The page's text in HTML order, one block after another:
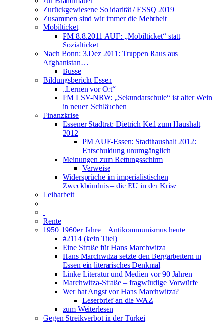
Zurückgewiesene Solidarität / ESSQ 2019
Zusammen sind wir immer die Mehrheit
Mobilticket
PM 8.8.2011 AUF: „Mobilticket“ statt
Sozialticket
Nach Bonn: 3.Dez 2011: Truppen Raus aus
Afghanistan…
Busse
Bildungsbericht Essen
„Lernen vor Ort“
PM LSV-NRW: „Sekundarschule“ ist alter Wein
in neuen Schläuchen
Finanzkrise
Essener Stadtrat: Dietrich Keil zum Haushalt
2012
PM AUF-Essen: Stadthaushalt 2012:
Entschuldung unumgänglich
Meinungen zum Rettungsschirm
Verweise
Widersprüche im imperialistischen
Zweckbündnis – die EU in der Krise
Leiharbeit
.
.
Rente
1950-1960er Jahre – Antikommunismus heute
#2114 (kein Titel)
Eine Straße für Hans Marchwitza
Hans Marchwitza setzte den Bergarbeitern in
Essen ein literarisches Denkmal
Linke Literatur und Medien vor 90 Jahren
Marchwitza-Straße – fragwürdige Vorwürfe
Wer hat Angst vor Hans Marchwitza?
Leserbrief an die WAZ
zum Weiterlesen
Gegen Streikverbot in der Türkei